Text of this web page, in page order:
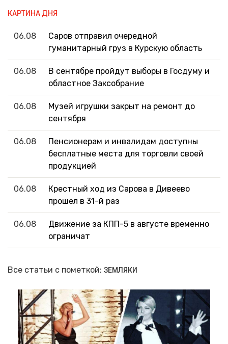
КАРТИНА ДНЯ
06.08
Саров отправил очередной
гуманитарный груз в Курскую область
06.08
В сентябре пройдут выборы в Госдуму и
областное Заксобрание
06.08
Музей игрушки закрыт на ремонт до
сентября
06.08
Пенсионерам и инвалидам доступны
бесплатные места для торговли своей
продукцией
06.08
Крестный ход из Сарова в Дивеево
прошел в 31-й раз
06.08
Движение за КПП-5 в августе временно
ограничат
Все статьи с пометкой: ЗЕМЛЯКИ